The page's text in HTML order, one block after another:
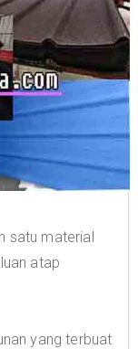
satu material
atap
yang terbuat